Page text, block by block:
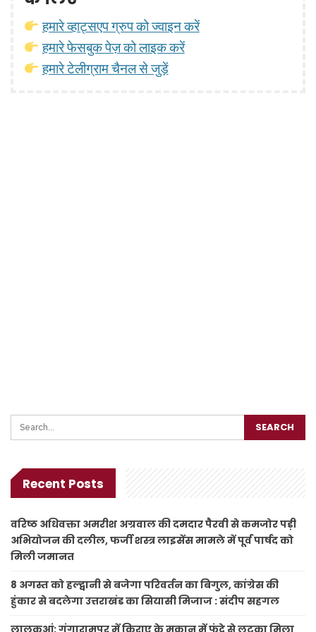
हमारे व्हाट्सएप ग्रुप को ज्वाइन करें
हमारे फेसबुक पेज़ को लाइक करें
हमारे टेलीग्राम चैनल से जुड़ें
Recent Posts
वरिष्ठ अधिवक्ता अमरीश अग्रवाल की दमदार पैरवी से कमजोर पड़ी
अभियोजन की दलील, फर्जी शस्त्र लाइसेंस मामले में पूर्व पार्षद को
मिली जमानत
8 अगस्त को हल्द्वानी से बजेगा परिवर्तन का बिगुल, कांग्रेस की
हुंकार से बदलेगा उत्तराखंड का सियासी मिजाज : संदीप सहगल